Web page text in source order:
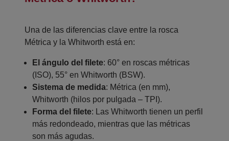
Una de las diferencias clave entre la rosca
Métrica y la Whitworth está en:
El ángulo del filete: 60° en roscas métricas
(ISO), 55° en Whitworth (BSW).
Sistema de medida: Métrica (en mm),
Whitworth (hilos por pulgada – TPI).
Forma del filete: Las Whitworth tienen un perfil
más redondeado, mientras que las métricas
son más agudas.